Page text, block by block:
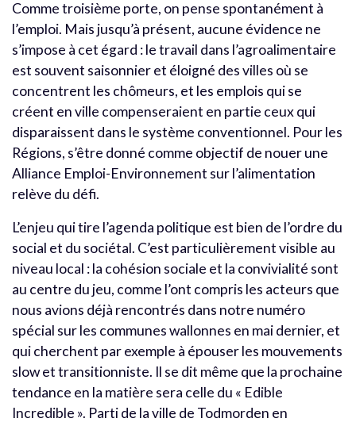
Comme troisième porte, on pense spontanément à
l’emploi. Mais jusqu’à présent, aucune évidence ne
s’impose à cet égard : le travail dans l’agroalimentaire
est souvent saisonnier et éloigné des villes où se
concentrent les chômeurs, et les emplois qui se
créent en ville compenseraient en partie ceux qui
disparaissent dans le système conventionnel. Pour les
Régions, s’être donné comme objectif de nouer une
Alliance Emploi-Environnement sur l’alimentation
relève du défi.
L’enjeu qui tire l’agenda politique est bien de l’ordre du
social et du sociétal. C’est particulièrement visible au
niveau local : la cohésion sociale et la convivialité sont
au centre du jeu, comme l’ont compris les acteurs que
nous avions déjà rencontrés dans notre numéro
spécial sur les communes wallonnes en mai dernier, et
qui cherchent par exemple à épouser les mouvements
slow et transitionniste. Il se dit même que la prochaine
tendance en la matière sera celle du « Edible
Incredible ». Parti de la ville de Todmorden en